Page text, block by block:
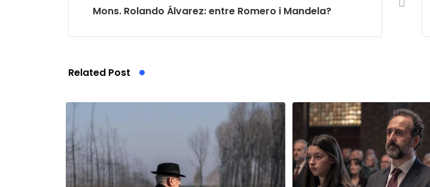
Mons. Rolando Álvarez: entre Romero i Mandela?
Related Post